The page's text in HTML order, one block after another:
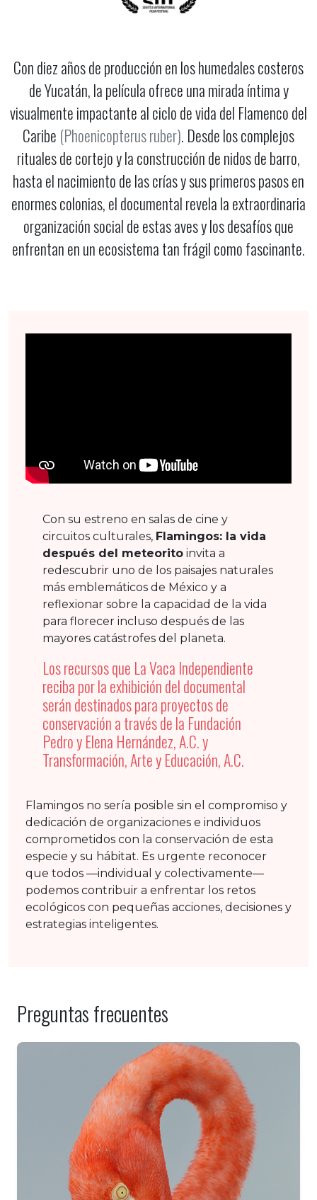
Con diez años de producción en los humedales costeros
de Yucatán, la película ofrece una mirada íntima y
visualmente impactante al ciclo de vida del Flamenco del
Caribe (Phoenicopterus ruber). Desde los complejos
rituales de cortejo y la construcción de nidos de barro,
hasta el nacimiento de las crías y sus primeros pasos en
enormes colonias, el documental revela la extraordinaria
organización social de estas aves y los desafíos que
enfrentan en un ecosistema tan frágil como fascinante.
Con su estreno en salas de cine y
circuitos culturales, Flamingos: la vida
después del meteorito invita a
redescubrir uno de los paisajes naturales
más emblemáticos de México y a
reflexionar sobre la capacidad de la vida
para florecer incluso después de las
mayores catástrofes del planeta.
Los recursos que La Vaca Independiente
reciba por la exhibición del documental
serán destinados para proyectos de
conservación a través de la Fundación
Pedro y Elena Hernández, A.C. y
Transformación, Arte y Educación, A.C.
Flamingos no sería posible sin el compromiso y
dedicación de organizaciones e individuos
comprometidos con la conservación de esta
especie y su hábitat. Es urgente reconocer
que todos —individual y colectivamente—
podemos contribuir a enfrentar los retos
ecológicos con pequeñas acciones, decisiones y
estrategias inteligentes.
Preguntas frecuentes